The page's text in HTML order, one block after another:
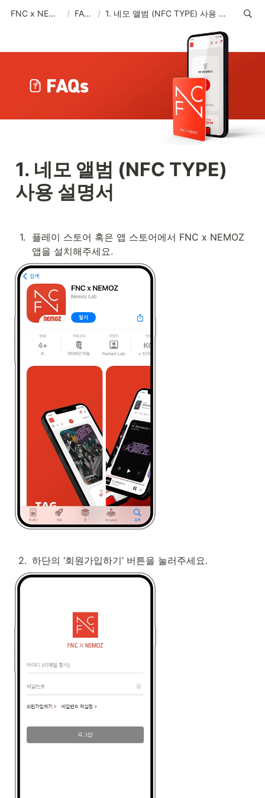
FNC x NEMOZ / FAQs / 1. 네모 앨범 (NFC TYPE) 사용 설명서
1. 네모 앨범 (NFC TYPE)
사용 설명서
1.
플레이 스토어 혹은 앱 스토어에서 FNC x NEMOZ
앱을 설치해주세요.
2. 하단의 ‘회원가입하기’ 버튼을 눌러주세요.